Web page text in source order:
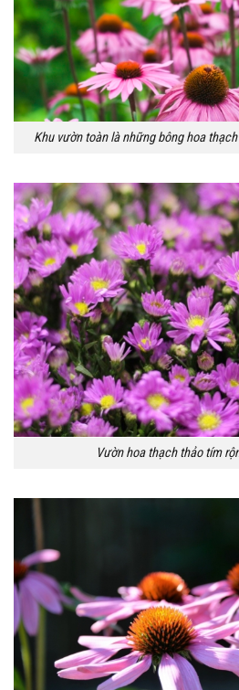
Khu vườn toàn là những bông hoa
Vườn hoa thạch thảo tím